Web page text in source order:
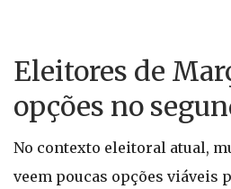
Eleitores de
opções no
No contexto eleitoral atual,
veem poucas opções viáveis